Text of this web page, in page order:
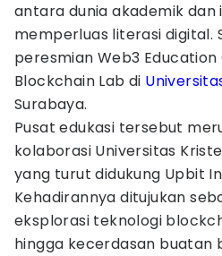
antara dunia akademik dan
memperluas literasi digital.
peresmian Web3
Blockchain Lab di
Surabaya.
Pusat edukasi tersebut
kolaborasi Universitas
yang turut didukung Upbit
Kehadirannya ditujukan
eksplorasi teknologi
hingga kecerdasan buatan